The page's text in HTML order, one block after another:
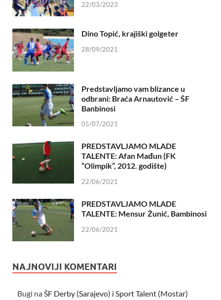
22/03/2023
Dino Topić, krajiški golgeter
28/09/2021
Predstavljamo vam blizance u
odbrani: Braća Arnautović – ŠF
Banbinosi
05/07/2021
PREDSTAVLJAMO MLADE
TALENTE: Afan Mađun (FK
“Olimpik”, 2012. godište)
22/06/2021
PREDSTAVLJAMO MLADE
TALENTE: Mensur Žunić, Bambinosi
22/06/2021
NAJNOVIJI KOMENTARI
Bugi naŠF Derby (Sarajevo) i Sport Talent (Mostar)